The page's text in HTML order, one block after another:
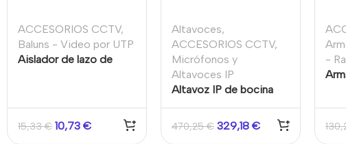
ACCESORIOS CCTV,
Baluns - Video por UTP
Aislador de lazo de
15,33€ 10,73 €
Altavoces,
ACCESORIOS CCTV,
Micrófonos y
Altavoces IP
Altavoz IP de bocina
470,25€ 329,18 €
-